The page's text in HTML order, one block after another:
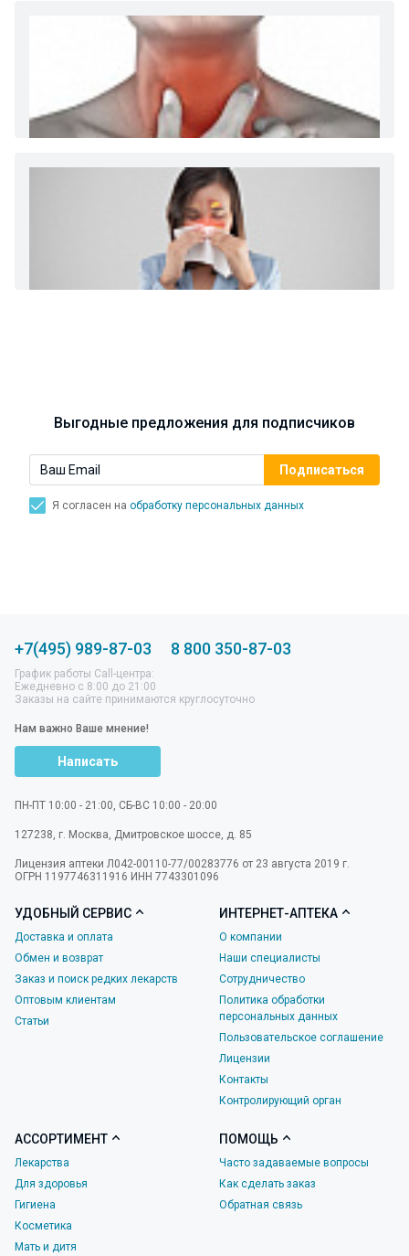
Диета 7 стол при заболеваниях почек (острый и
Ларингит: все о ларингите и его лечении. Как
спасти свой голос.
Выгодные предложения для подписчиков
Я согласен на обработку персональных данных
+7(495) 989-87-03 8 800 350-87-03
График работы Call-центра:
Ежедневно с 8:00 до 21:00
Заказы на сайте принимаются круглосуточно
Нам важно Ваше мнение!
Написать
ПН-ПТ 10:00 - 21:00, СБ-ВС 10:00 - 20:00
127238 г. Москва Дмитровское шоссе, д. 85
Лицензия аптеки Л042-00110-77/00283776 от 23 августа 2019 г.
ОГРН 1197746311916 ИНН 7743301096
УДОБНЫЙ СЕРВИС
Доставка и оплата
Обмен и возврат
Заказ и поиск редких лекарств
Оптовым клиентам
Статьи
ИНТЕРНЕТ-АПТЕКА
О компании
Наши специалисты
Сотрудничество
Политика обработки
персональных данных
Пользовательское соглашение
Лицензии
Контакты
Контролирующий орган
АССОРТИМЕНТ
Лекарства
Для здоровья
Гигиена
Косметика
Мать и дитя
ПОМОЩЬ
Часто задаваемые вопросы
Как сделать заказ
Обратная связь